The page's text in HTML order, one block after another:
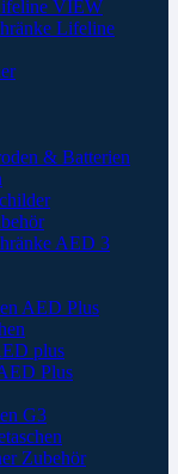
VIEW
Lifeline
& Batterien
AED 3
AED Plus
plus
Plus
G3
Zubehör